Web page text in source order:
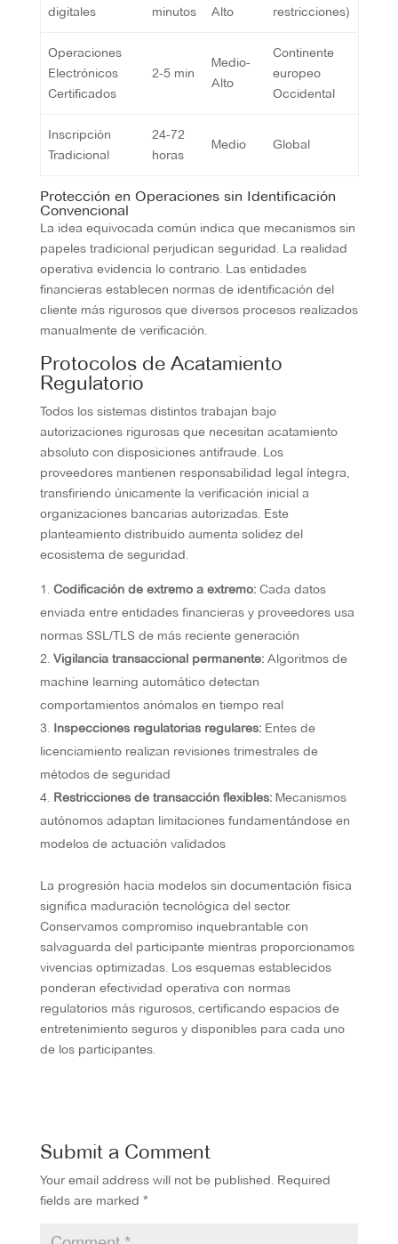
digitales minutos Alto restricciones)
Operaciones
Electrónicos
Certificados
2-5 min
Medio-
Alto
Continente
europeo
Occidental
Inscripción
Tradicional
24-72
horas
Medio Global
Protección en Operaciones sin Identificación
Convencional
La idea equivocada común indica que mecanismos sin
papeles tradicional perjudican seguridad. La realidad
operativa evidencia lo contrario. Las entidades
financieras establecen normas de identificación del
cliente más rigurosos que diversos procesos realizados
manualmente de verificación.
Protocolos de Acatamiento
Regulatorio
Todos los sistemas distintos trabajan bajo
autorizaciones rigurosas que necesitan acatamiento
absoluto con disposiciones antifraude. Los
proveedores mantienen responsabilidad legal íntegra,
transfiriendo únicamente la verificación inicial a
organizaciones bancarias autorizadas. Este
planteamiento distribuido aumenta solidez del
ecosistema de seguridad.
Codificación de extremo a extremo:Cada datos
enviada entre entidades financieras y proveedores usa
normas SSL/TLS de más reciente generación
Vigilancia transaccional permanente:Algoritmos de
machine learning automático detectan
comportamientos anómalos en tiempo real
Inspecciones regulatorias regulares:Entes de
licenciamiento realizan revisiones trimestrales de
métodos de seguridad
Restricciones de transacción flexibles:Mecanismos
autónomos adaptan limitaciones fundamentándose en
modelos de actuación validados
La progresión hacia modelos sin documentación física
significa maduración tecnológica del sector.
Conservamos compromiso inquebrantable con
salvaguarda del participante mientras proporcionamos
vivencias optimizadas. Los esquemas establecidos
ponderan efectividad operativa con normas
regulatorios más rigurosos, certificando espacios de
entretenimiento seguros y disponibles para cada uno
de los participantes.
Submit a Comment
Your email address will not be published. Required
fields are marked *